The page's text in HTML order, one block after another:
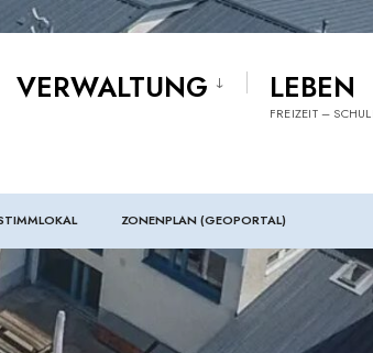
VERWALTUNG LEBEN
FREIZEIT –
ZONENPLAN (GEOPORTAL)